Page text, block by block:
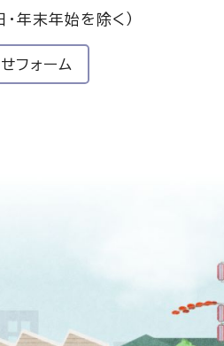
・年末年始を除く）
フォーム